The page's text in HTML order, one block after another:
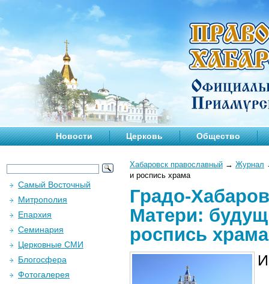
Новости Церковь Общество
Хабаровск православный → Журнал
и роспись храма
Градо-
Матери:
роспись храма
Самый Восточный
Митрополия
Епархия
Семинария
Церковные СМИ
Блогосфера
Фотогалерея